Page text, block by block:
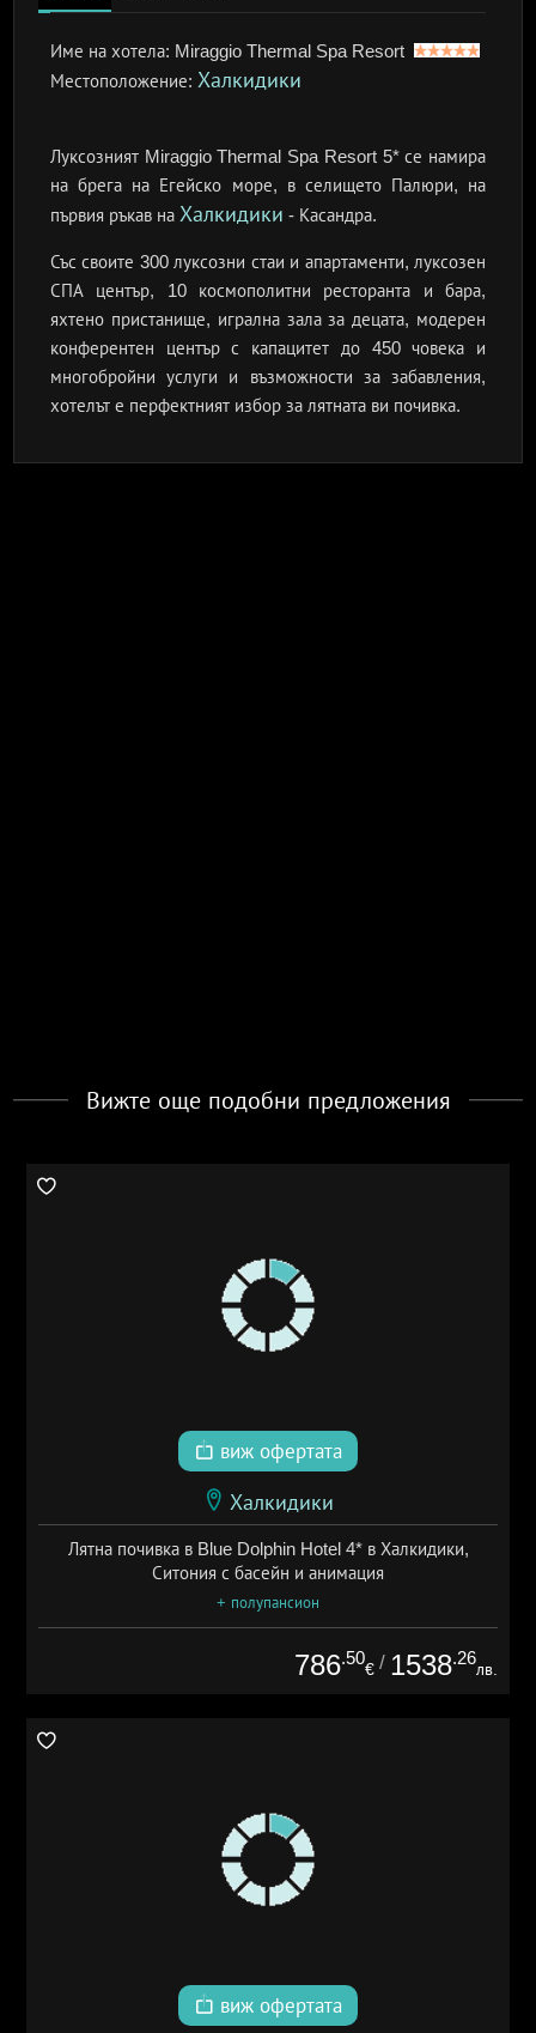
Име на хотела: Miraggio Thermal Spa Resort
Местоположение: Халкидики
Луксозният Miraggio Thermal Spa Resort 5* се намира
на брега на Егейско море, в селището Палюри, на
първия ръкав на Халкидики - Касандра.
Със своите 300 луксозни стаи и апартаменти, луксозен
СПА център, 10 космополитни ресторанта и бара,
яхтено пристанище, игрална зала за децата, модерен
конферентен център с капацитет до 450 човека и
многобройни услуги и възможности за забавления,
хотелът е перфектният избор за лятната ви почивка.
Вижте още подобни предложения
виж офертата
Халкидики
Лятна почивка в Blue Dolphin Hotel 4* в Халкидики,
Ситония с басейн и анимация
+ полупансион
786.50
€ / 1538.26
лв.
виж офертата